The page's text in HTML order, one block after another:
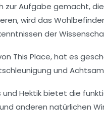
zur Aufgabe gemacht,
wird das
der
This Place, hat es
und
Hektik bietet die
und anderen natürlichen